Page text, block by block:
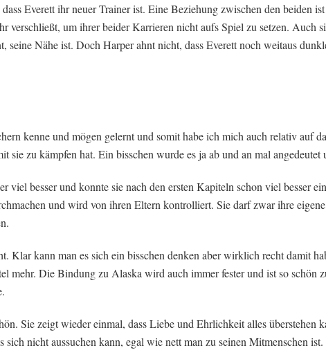
Everett ihr neuer Trainer ist. Eine Beziehung zwischen den beiden
verschließt, um ihrer beider Karrieren nicht aufs Spiel zu setzen. Auch
seine Nähe ist. Doch Harper ahnt nicht, dass Everett noch weitaus
kenne und mögen gelernt und somit habe ich mich auch relativ auf
sie zu kämpfen hat. Ein bisschen wurde es ja ab und an mal angedeutet
viel besser und konnte sie nach den ersten Kapiteln schon viel besser
und wird von ihren Eltern kontrolliert. Sie darf zwar ihre
Klar kann man es sich ein bisschen denken aber wirklich recht damit
mehr. Die Bindung zu Alaska wird auch immer fester und ist so schön
Sie zeigt wieder einmal, dass Liebe und Ehrlichkeit alles überstehen
sich nicht aussuchen kann, egal wie nett man zu seinen Mitmenschen ist.